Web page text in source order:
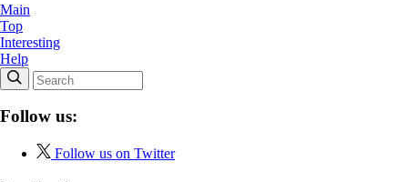
Main
Top
Interesting
Help
Follow us:
Follow us on Twitter